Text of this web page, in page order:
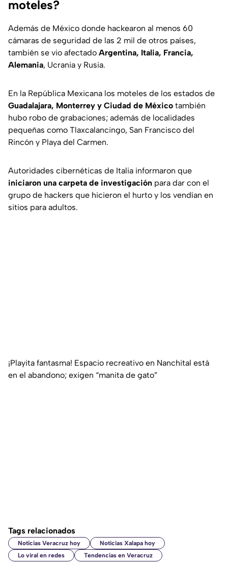
moteles?
Además de México donde hackearon al menos 60
cámaras de seguridad de las 2 mil de otros países,
también se vio afectado Argentina, Italia, Francia,
Alemania, Ucrania y Rusia.
En la República Mexicana los moteles de los estados de
Guadalajara, Monterrey y Ciudad de México también
hubo robo de grabaciones; además de localidades
pequeñas como Tlaxcalancingo, San Francisco del
Rincón y Playa del Carmen.
Autoridades cibernéticas de Italia informaron que
iniciaron una carpeta de investigación para dar con el
grupo de hackers que hicieron el hurto y los vendían en
sitios para adultos.
¡Playita fantasma! Espacio recreativo en Nanchital está
en el abandono; exigen “manita de gato”
Tags relacionados
Noticias Veracruz hoy
Noticias Xalapa hoy
Lo viral en redes
Tendencias en Veracruz